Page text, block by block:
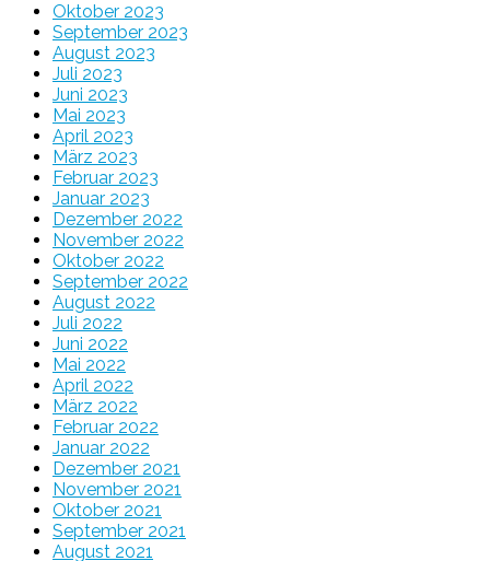
Oktober 2023
September 2023
August 2023
Juli 2023
Juni 2023
Mai 2023
April 2023
März 2023
Februar 2023
Januar 2023
Dezember 2022
November 2022
Oktober 2022
September 2022
August 2022
Juli 2022
Juni 2022
Mai 2022
April 2022
März 2022
Februar 2022
Januar 2022
Dezember 2021
November 2021
Oktober 2021
September 2021
August 2021